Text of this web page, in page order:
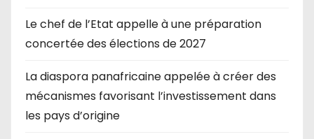
Le chef de l’Etat appelle à une préparation
concertée des élections de 2027
La diaspora panafricaine appelée à créer des
mécanismes favorisant l’investissement dans
les pays d’origine